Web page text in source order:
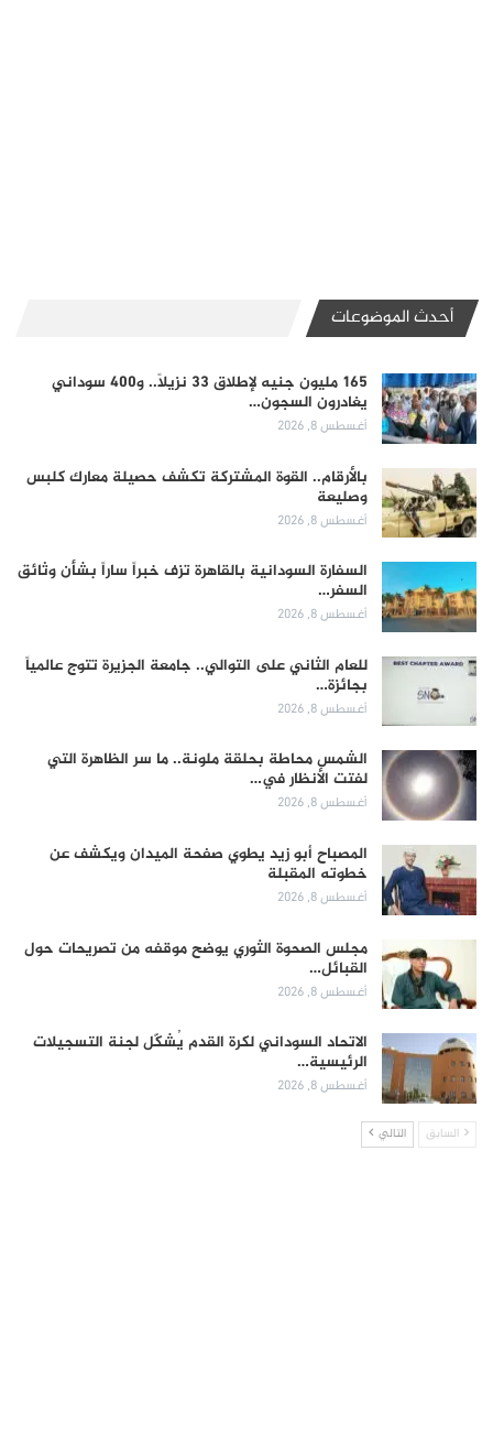
أحدث الموضوعات
165 مليون جنيه لإطلاق 33 نزيلاً.. و400 سوداني
يغادرون السجون…
أغسطس 8, 2026
بالأرقام.. القوة المشتركة تكشف حصيلة معارك كلبس
وصليعة
أغسطس 8, 2026
السفارة السودانية بالقاهرة تزف خبراً ساراً بشأن وثائق
السفر…
أغسطس 8, 2026
للعام الثاني على التوالي.. جامعة الجزيرة تتوج عالمياً
بجائزة…
أغسطس 8, 2026
الشمس محاطة بحلقة ملونة.. ما سر الظاهرة التي
لفتت الأنظار في…
أغسطس 8, 2026
المصباح أبو زيد يطوي صفحة الميدان ويكشف عن
خطوته المقبلة
أغسطس 8, 2026
مجلس الصحوة الثوري يوضح موقفه من تصريحات حول
القبائل…
أغسطس 8, 2026
الاتحاد السوداني لكرة القدم يُشكّل لجنة التسجيلات
الرئيسية…
أغسطس 8, 2026
السابق التالي